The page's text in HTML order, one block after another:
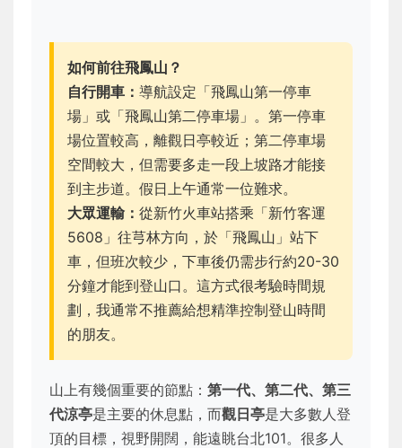
如何前往飛鳳山？
自行開車： 導航設定「飛鳳山第一停車
場」或「飛鳳山第二停車場」。第一停車
場位置較高，離觀日亭較近；第二停車場
空間較大，但需要多走一段上坡路才能接
到主步道。假日上午通常一位難求。
大眾運輸： 從新竹火車站搭乘「新竹客運
5608」往芎林方向，於「飛鳳山」站下
車，但班次較少，下車後仍需步行約20-30
分鐘才能到登山口。這方式很考驗時間規
劃，我通常不推薦給想精準控制登山時間
的朋友。
山上有幾個重要的節點： 第一代、第二代、第三
代涼亭是主要的休息點，而觀日亭是大多數人登
頂的目標，視野開闊，能遠眺台北101。很多人